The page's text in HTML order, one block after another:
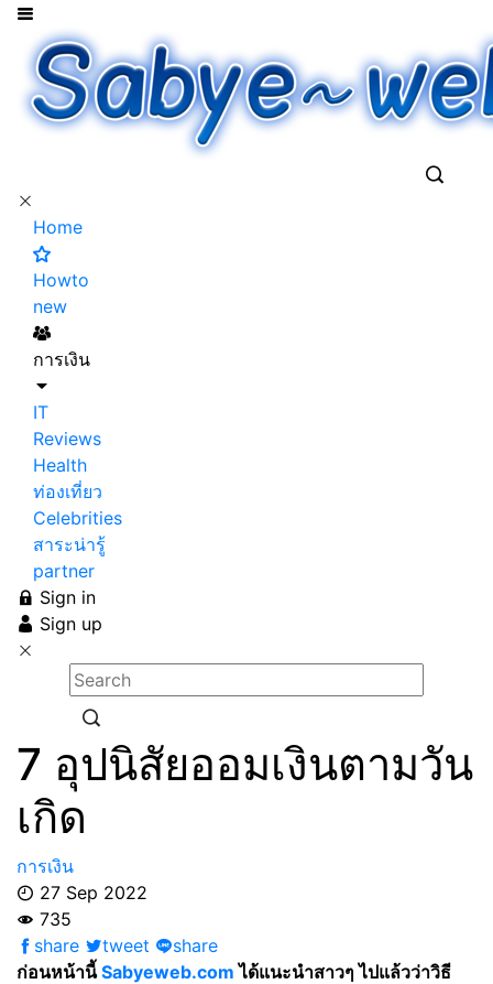
Home
Howto
new
การเงิน
IT
Reviews
Health
ท่องเที่ยว
Celebrities
สาระน่ารู้
partner
Sign in
Sign up
7 อุปนิสัยออมเงินตามวัน
เกิด
การเงิน
27 Sep 2022
735
share
tweet
share
ก่อนหน้านี้Sabyeweb.com ได้แนะนำสาวๆ ไปแล้วว่าวิธี